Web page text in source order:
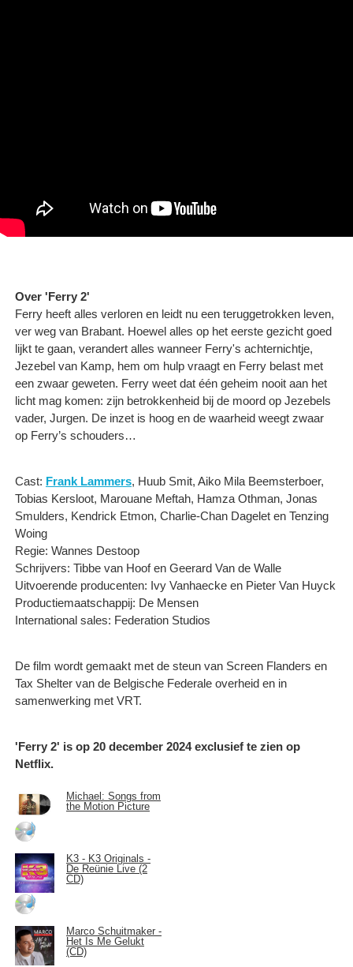
Over 'Ferry 2'
Ferry heeft alles verloren en leidt nu een teruggetrokken leven,
ver weg van Brabant. Hoewel alles op het eerste gezicht goed
lijkt te gaan, verandert alles wanneer Ferry's achternichtje,
Jezebel van Kamp, hem om hulp vraagt en Ferry belast met
een zwaar geweten. Ferry weet dat één geheim nooit aan het
licht mag komen: zijn betrokkenheid bij de moord op Jezebels
vader, Jurgen. De inzet is hoog en de waarheid weegt zwaar
op Ferry’s schouders…
Cast: Frank Lammers, Huub Smit, Aiko Mila Beemsterboer,
Tobias Kersloot, Marouane Meftah, Hamza Othman, Jonas
Smulders, Kendrick Etmon, Charlie-Chan Dagelet en Tenzing
Woing
Regie: Wannes Destoop
Schrijvers: Tibbe van Hoof en Geerard Van de Walle
Uitvoerende producenten: Ivy Vanhaecke en Pieter Van Huyck
Productiemaatschappij: De Mensen
International sales: Federation Studios
De film wordt gemaakt met de steun van Screen Flanders en
Tax Shelter van de Belgische Federale overheid en in
samenwerking met VRT.
'Ferry 2' is op 20 december 2024 exclusief te zien op
Netflix.
Michael: Songs from
the Motion Picture
K3 - K3 Originals -
De Reünie Live (2
CD)
Marco Schuitmaker -
Het Is Me Gelukt
(CD)